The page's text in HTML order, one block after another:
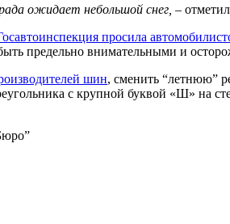
ожидает небольшой снег, –
просила
предельно внимательными и
шин, сменить “летнюю”
с крупной буквой «Ш» на